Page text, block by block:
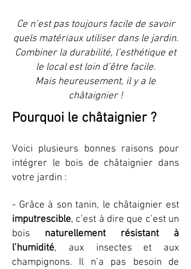
Ce n’est pas toujours facile de savoir
quels matériaux utiliser dans le jardin.
Combiner la durabilité, l’esthétique et
le local est loin d’être facile.
Mais heureusement, il y a le
châtaignier !
Pourquoi le châtaignier ?
Voici plusieurs bonnes raisons pour
intégrer le bois de châtaignier dans
votre jardin :
- Grâce à son tanin, le châtaignier est
imputrescible, c’est à dire que c’est un
bois naturellement résistant à
l’humidité, aux insectes et aux
champignons. Il n’a pas besoin de